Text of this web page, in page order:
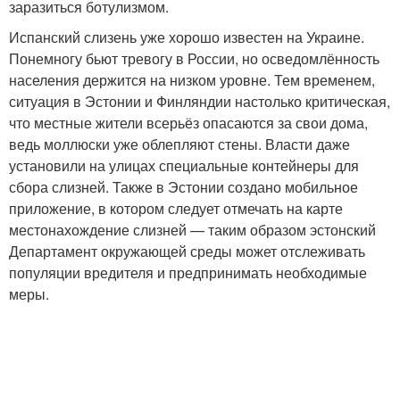
заразиться ботулизмом.
Испанский слизень уже хорошо известен на Украине.
Понемногу бьют тревогу в России, но осведомлённость
населения держится на низком уровне. Тем временем,
ситуация в Эстонии и Финляндии настолько критическая,
что местные жители всерьёз опасаются за свои дома,
ведь моллюски уже облепляют стены. Власти даже
установили на улицах специальные контейнеры для
сбора слизней. Также в Эстонии создано мобильное
приложение, в котором следует отмечать на карте
местонахождение слизней — таким образом эстонский
Департамент окружающей среды может отслеживать
популяции вредителя и предпринимать необходимые
меры.